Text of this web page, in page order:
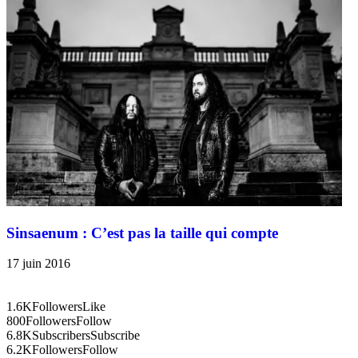
Sinsaenum : C’est pas la taille qui compte
17 juin 2016
1.6KFollowersLike
800FollowersFollow
6.8KSubscribersSubscribe
6.2KFollowersFollow